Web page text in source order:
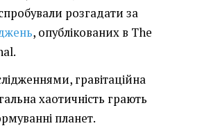
розгадати за
, опублікованих в The
гравітаційна
хаотичність грають
планет.